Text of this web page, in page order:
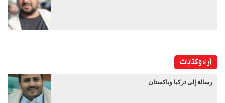
آراء وكتابات
رسالة إلى تركيا وباكستان